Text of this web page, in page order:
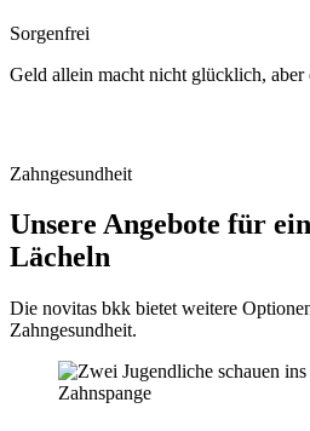
Sorgenfrei
Geld allein macht nicht glücklich, aber
Zahngesundheit
Unsere Angebote für
Lächeln
Die novitas bkk bietet weitere
Zahngesundheit.